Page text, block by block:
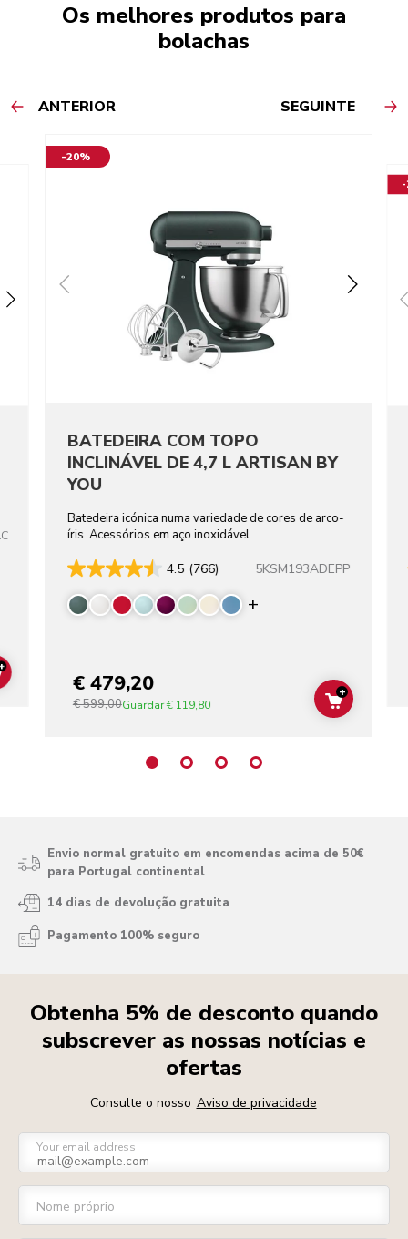
Os melhores produtos para
bolachas
ANTERIOR SEGUINTE
ADD TO CART
-20%
BATEDEIRA COM TOPO
INCLINÁVEL DE 4,7 L ARTISAN BY
YOU
Batedeira icónica numa variedade de cores de arco-
íris. Acessórios em aço inoxidável.
4.5 (766) 5KSM193ADEPP
Display more
€ 479,20
€ 599,00Guardar€ 119,80 ADD TO
+
-
Envio normal gratuito em encomendas acima de 50€
para Portugal continental
14 dias de devolução gratuita
Pagamento 100% seguro
Obtenha 5% de desconto quando
subscrever as nossas notícias e
ofertas
Consulte o nosso Aviso de privacidade
Your email address
Nome próprio